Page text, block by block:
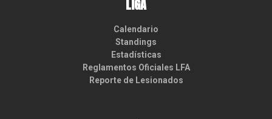
LIGA
Calendario
Standings
Estadísticas
Reglamentos Oficiales LFA
Reporte de Lesionados